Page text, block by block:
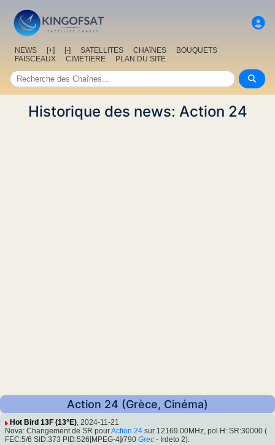
NEWS [+] [-] SATELLITES CHAîNES
BOUQUETS
FAISCEAUX
CIMETIERE PLAN DU SITE
Historique des news: Action 24
Action 24 (Grèce, Cinéma)
Hot Bird 13F (13°E), 2024-11-21
Nova: Changement de SR pourAction 24 sur 12169.00MHz, pol.H: SR:30000 (
FEC:5/6 SID:373 PID:526[MPEG-4]/790 Grec - Irdeto 2).